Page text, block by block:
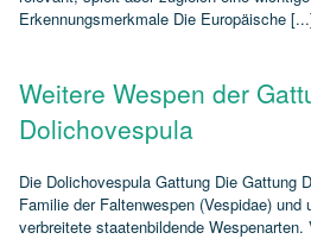
Erkennungsmerkmale Die Europäische
Weitere Wespen der
Dolichovespula
Die Dolichovespula Gattung Die Gattung
Familie der Faltenwespen (Vespidae)
verbreitete staatenbildende